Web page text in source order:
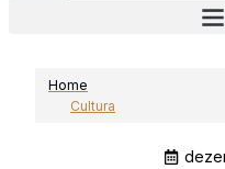
Home
Cultura